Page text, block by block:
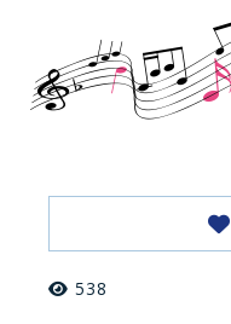
538